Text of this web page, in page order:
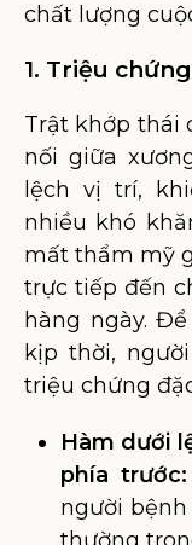
chất lượng
1. Triệu
Trật khớp thái
nối giữa
lệch vị trí,
nhiều khó
mất thẩm mỹ
trực tiếp đến
hàng ngày.
kịp thời,
triệu chứng
Hàm dưới
phía trước:
người